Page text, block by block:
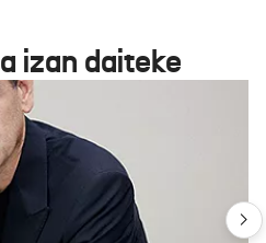
izan daiteke